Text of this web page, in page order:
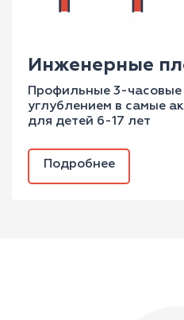
Инженерные
Профильные 3-часовые
углублением в самые
для детей 6-17 лет
Подробнее